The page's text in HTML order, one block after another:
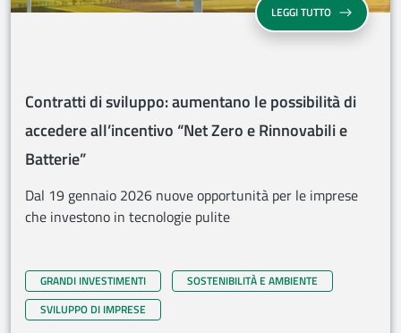
LEGGI TUTTOCONTRATTI DI
Contratti di sviluppo: aumentano le possibilità di
accedere all’incentivo “Net Zero e Rinnovabili e
Batterie”
Dal 19 gennaio 2026 nuove opportunità per le imprese
che investono in tecnologie pulite
GRANDI INVESTIMENTI
SOSTENIBILITÀ E AMBIENTE
SVILUPPO DI IMPRESE